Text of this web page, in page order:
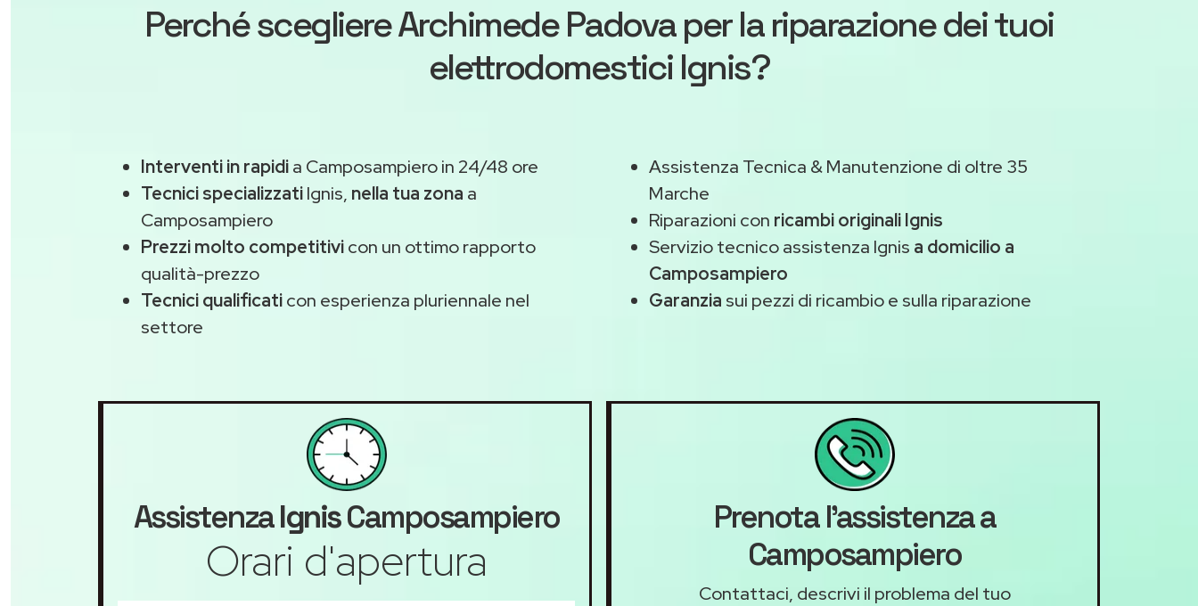
Perché scegliereArchimede Padovaper la riparazione dei tuoi
elettrodomestici Ignis?
Interventi in rapidia Camposampiero in 24/48 ore
Tecnici specializzatiIgnis, nella tua zona a
Camposampiero
Prezzi molto competitivicon un ottimo rapporto
qualità-prezzo
Tecnici qualificaticon esperienza pluriennale nel
settore
Assistenza Tecnica & Manutenzione di oltre 35
Marche
Riparazioni con ricambi originali Ignis
Servizio tecnico assistenza Ignis a domicilio a
Camposampiero
Garanzia sui pezzi di ricambio e sulla riparazione
AssistenzaIgnisCamposampiero
Orari d'apertura
Prenota l'assistenza a
Camposampiero
Contattaci, descrivi il problema del tuo